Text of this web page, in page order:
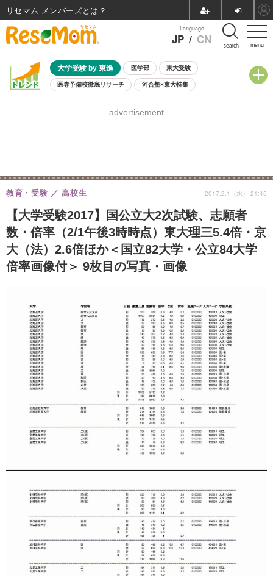
menu
Language
JP / CN search
大学受験 by 東進 医学部 東大受験
医専予備校徹底リサーチ 河合塾×東大特集
8月開催学校説明会・相談会
advertisement
【大学受験2017】国公立大2次試験、志願者
数・倍率（2/1午後3時時点）東大理三5.4倍・京
大（法）2.6倍ほか＜国立82大学・公立84大学
倍率画像付＞ 9枚目の写真・画像
教育・受験 高校生 2017.2.1（水） 21:45
リセマム メンバーズ